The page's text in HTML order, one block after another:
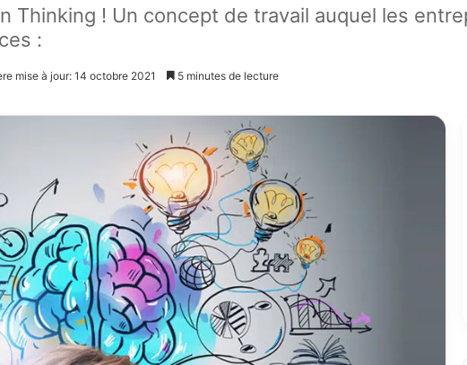
Thinking ! Un concept de travail auquel les
:
mise à jour: 14 octobre 2021 5 minutes de lecture